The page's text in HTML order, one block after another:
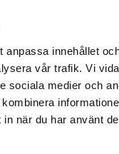
innehållet
vår trafik. Vi
sociala medier och
när du har använt